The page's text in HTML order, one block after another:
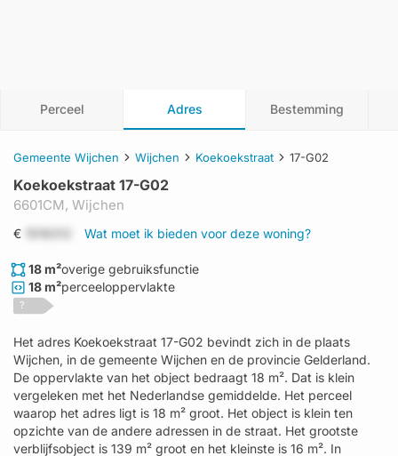
Perceel Adres Bestemming
Gemeente Wijchen Wijchen Koekoekstraat 17-G02
Koekoekstraat 17-G02
6601CM, Wijchen
€ Wat moet ik bieden voor deze woning?
18 m²overige gebruiksfunctie
18 m²perceeloppervlakte
?
Het adres Koekoekstraat 17-G02 bevindt zich in de plaats
Wijchen, in de gemeente Wijchen en de provincie Gelderland.
De oppervlakte van het object bedraagt 18 m². Dat is klein
vergeleken met het Nederlandse gemiddelde. Het perceel
waarop het adres ligt is 18 m² groot. Het object is klein ten
opzichte van de andere adressen in de straat. Het grootste
verblijfsobject is 139 m² groot en het kleinste is 16 m². In